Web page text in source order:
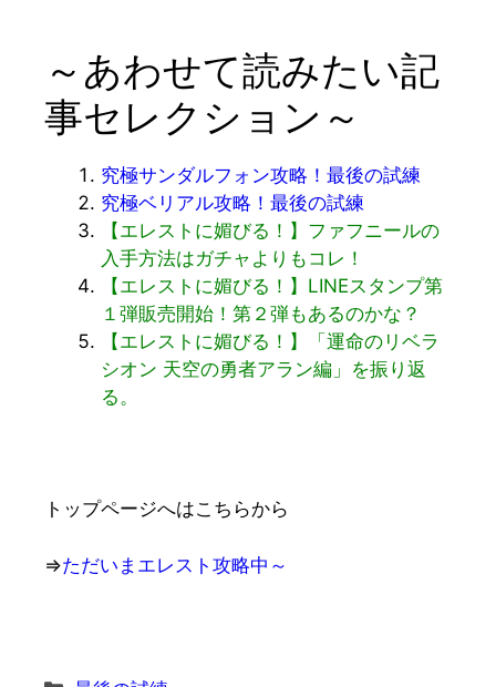
～あわせて読みたい記
事セレクション～
究極サンダルフォン攻略！最後の試練
究極ベリアル攻略！最後の試練
【エレストに媚びる！】ファフニールの
入手方法はガチャよりもコレ！
【エレストに媚びる！】LINEスタンプ第
１弾販売開始！第２弾もあるのかな？
【エレストに媚びる！】「運命のリベラ
シオン 天空の勇者アラン編」を振り返
る。
トップページへはこちらから
⇒ただいまエレスト攻略中～